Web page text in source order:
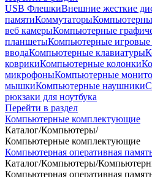
USB ФлешкиВнешние жесткие
памятиКоммутаторы
веб камерыКомпьютерные
планшетыКомпьютерные игровые
вводаКомпьютерные клавиатуры
коврикиКомпьютерные колонки
микрофоныКомпьютерные
мышкиКомпьютерные наушники
рюкзаки для ноутбука
Перейти в раздел
Компьютерные комплектующие
Каталог/Компьютеры/
Компьютерные комплектующие
Компьютерная оперативная
Каталог/Компьютеры/
Компьютерная оперативная